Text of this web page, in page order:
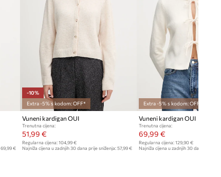
69,99 €
-10%
Extra -5% s kodom: OFF*
Vuneni kardigan OUI
Trenutna cijena:
51,99 €
Regularna cijena:104,99 €
Najniža cijena u zadnjih 30 dana prije sniženja:57,99 €
Extra -5% s kodom: OFF*
Vuneni kardigan OUI
Trenutna cijena:
69,99 €
Regularna cijena: 129,90 €
Najniža cijena u zadnjih 30 dana prije